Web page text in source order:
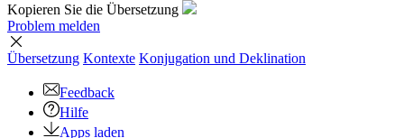
Kopieren Sie die Übersetzung
Problem melden
Übersetzung Kontexte Konjugation und Deklination
Feedback
Hilfe
Apps laden